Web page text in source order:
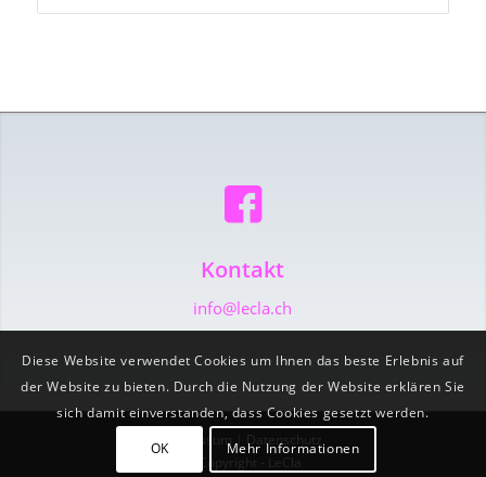
Kontakt
info@lecla.ch
Impressum | Datenschutz
© Copyright - LeCla
Diese Website verwendet Cookies um Ihnen das beste Erlebnis auf
der Website zu bieten. Durch die Nutzung der Website erklären Sie
sich damit einverstanden, dass Cookies gesetzt werden.
OK
Mehr Informationen